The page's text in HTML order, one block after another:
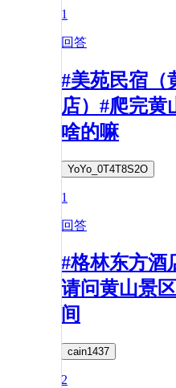
1
回答
#美苑民宿（
店）#爬完黄
啥的嘛
YoYo_0T4T8S2O
1
回答
#格林东方酒
请问黄山景
间
cain1437
2